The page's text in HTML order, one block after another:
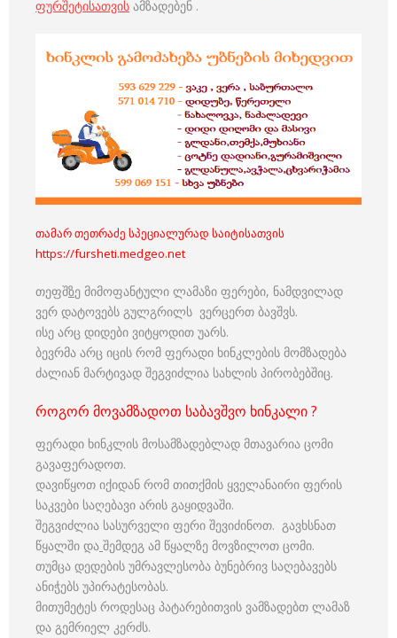
ფურშეტისათვის ამზადებენ .
თამარ თეთრაძე სპეციალურად საიტისათვის
https://fursheti.medgeo.net
თეფშზე მიმოფანტული ლამაზი ფერები, ნამდვილად
ვერ დატოვებს გულგრილს ვერცერთ ბავშვს.
ისე არც დიდები ვიტყოდით უარს.
ბევრმა არც იცის რომ ფერადი ხინკლების მომზადება
ძალიან მარტივად შეგვიძლია სახლის პირობებშიც.
როგორ მოვამზადოთ საბავშვო ხინკალი ?
ფერადი ხინკლის მოსამზადებლად მთავარია ცომი
გავაფერადოთ.
დავიწყოთ იქიდან რომ თითქმის ყველანაირი ფერის
საკვები საღებავი არის გაყიდვაში.
შეგვიძლია სასურველი ფერი შევიძინოთ. გავხსნათ
წყალში და შემდეგ ამ წყალზე მოვზილოთ ცომი.
თუმცა დედების უმრავლესობა ბუნებრივ საღებავებს
ანიჭებს უპირატესობას.
მითუმეტეს როდესაც პატარებითვის ვამზადებთ ლამაზ
და გემრიელ კერძს.